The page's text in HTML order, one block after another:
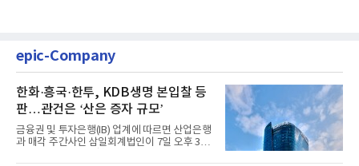
epic-Company
한화·흥국·한투, KDB생명 본입찰 등
판…관건은 ‘산은 증자 규모’
금융권 및 투자은행(IB) 업계에 따르면 산업은행
과 매각 주간사인 삼일회계법인이 7일 오후 3시